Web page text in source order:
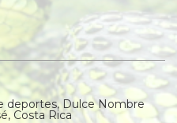
deportes, Dulce Nombre
Costa Rica